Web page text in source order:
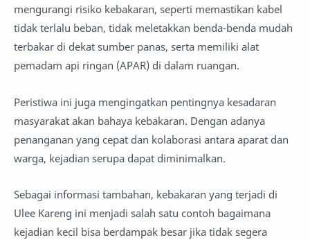
mengurangi risiko kebakaran, seperti memastikan kabel
tidak terlalu beban, tidak meletakkan benda-benda mudah
terbakar di dekat sumber panas, serta memiliki alat
pemadam api ringan (APAR) di dalam ruangan.
Peristiwa ini juga mengingatkan pentingnya kesadaran
masyarakat akan bahaya kebakaran. Dengan adanya
penanganan yang cepat dan kolaborasi antara aparat dan
warga, kejadian serupa dapat diminimalkan.
Sebagai informasi tambahan, kebakaran yang terjadi di
Ulee Kareng ini menjadi salah satu contoh bagaimana
kejadian kecil bisa berdampak besar jika tidak segera